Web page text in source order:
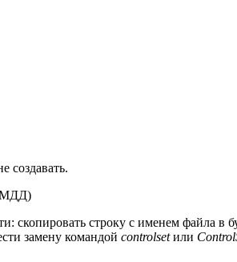
создавать.
скопировать строку с именем файла в
замену командой controlsetили